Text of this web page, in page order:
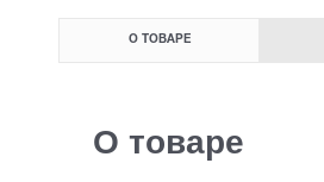
О ТОВАРЕ
О товаре